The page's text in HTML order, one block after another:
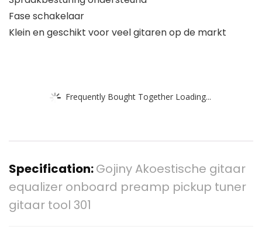
Fase schakelaar
Klein en geschikt voor veel gitaren op de markt
Frequently Bought Together Loading...
Specification:Gojiny Akoestische gitaar
equalizer onboard preamp pickup tuner
gitaar tool 301